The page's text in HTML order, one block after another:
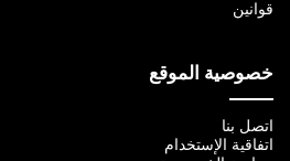
قوانين
خصوصية الموقع
اتصل بنا
اتفاقية الإستخدام